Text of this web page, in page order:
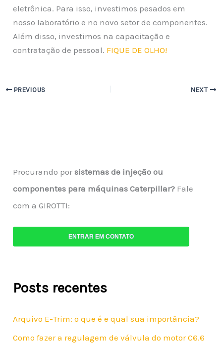
eletrônica. Para isso, investimos pesados em
nosso laboratório e no novo setor de componentes.
Além disso, investimos na capacitação e
contratação de pessoal. FIQUE DE OLHO!
PREVIOUS NEXT
Procurando porsistemas de injeção ou
componentes para máquinas Caterpillar? Fale
com a GIROTTI:
ENTRAR EM CONTATO
Posts recentes
Arquivo E-Trim: o que é e qual sua importância?
Como fazer a regulagem de válvula do motor C6.6